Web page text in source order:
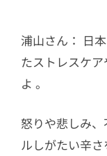
浦山さん： 日
たストレスケ
よ 。
怒りや悲しみ
ルしがたい辛